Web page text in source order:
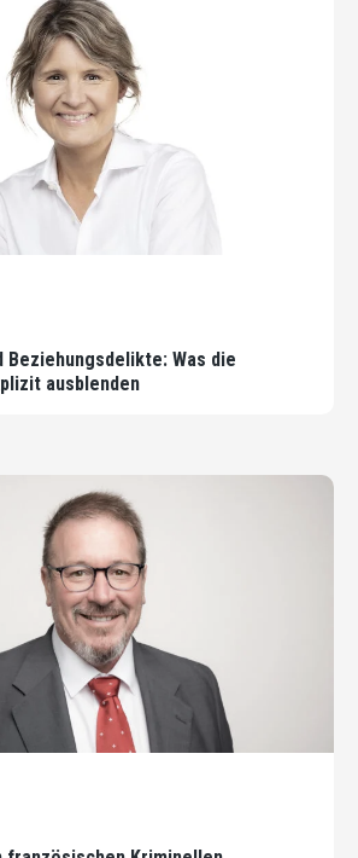
Beziehungsdelikte: Was die
ausblenden